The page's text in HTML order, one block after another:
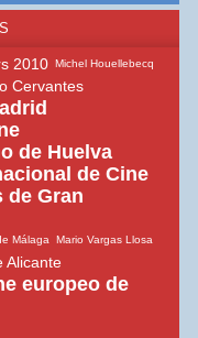
2010 Michel Houellebecq
Cervantes
de Huelva
de Cine
de Gran
Málaga Mario Vargas Llosa
Alicante
europeo de